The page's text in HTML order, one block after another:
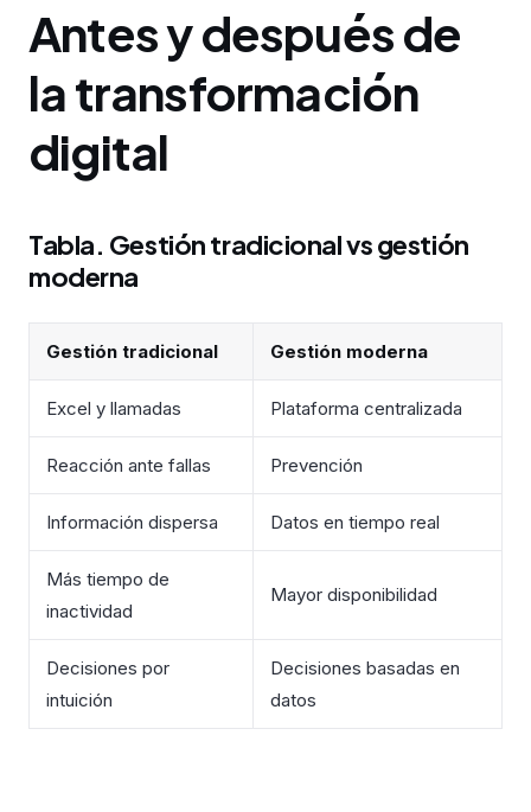
Antes y después de
la transformación
digital
Tabla. Gestión tradicional vs gestión
moderna
Gestión tradicional Gestión moderna
Excel y llamadas Plataforma centralizada
Reacción ante fallas Prevención
Información dispersa Datos en tiempo real
Más tiempo de
inactividad
Mayor disponibilidad
Decisiones por
intuición
Decisiones basadas en
datos